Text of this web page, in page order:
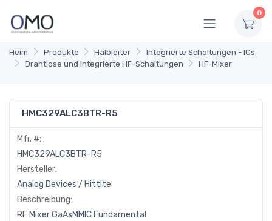
0
Heim Produkte Halbleiter
Integrierte Schaltungen - ICs
Drahtlose und integrierte HF-Schaltungen
HF-Mixer
HMC329ALC3BTR-R5
Mfr. #:
HMC329ALC3BTR-R5
Hersteller:
Analog Devices / Hittite
Beschreibung:
RF Mixer GaAsMMIC Fundamental